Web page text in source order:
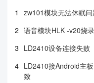
1
zw101模块无法休眠问
2 语音模块HLK -v20烧
3 LD2410设备连接失败
4 LD2410接Android主
致